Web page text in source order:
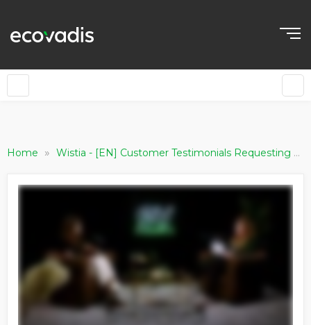
Home » Wistia - [EN] Customer Testimonials Requesting Companies